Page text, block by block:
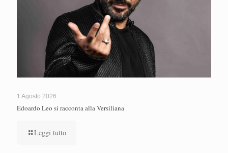
1 Agosto 2026
Edoardo Leo si racconta alla Versiliana
Leggi tutto